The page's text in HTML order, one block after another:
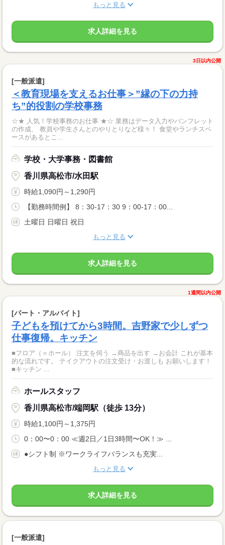
もっと見る
求人詳細を見る
3日以内公開
[一般派遣]
＜教育現場を支えるお仕事＞”縁の下の力持
ち”的役割の学校事務
☆★ 人気！学校事務のお仕事 ★☆ 業務はデータ入力やパンフレット
の作成、 教員や学生さんとのやりとりなど様々！ 食堂やランチスペ
ースがあるとこ...
学校・大学事務・図書館
香川県高松市/水田駅
時給1,090円～1,290円
【勤務時間例】 8：30-17：30 9：00-17：00...
土曜日 日曜日 祝日
もっと見る
求人詳細を見る
1週間以内公開
[パート・アルバイト]
子どもを預けてから3時間。吉野家で少しずつ
仕事復帰。キッチン
■フロア（＝ホール） 注文を伺う →商品を出す →お会計 これが基本
的な流れです。 テイクアウトの注文受け・お渡しも お願いします！
■キッチン ...
ホールスタッフ
香川県高松市/端岡駅（徒歩 13分）
時給1,100円～1,375円
0：00〜0：00 ≪週2日／1日3時間〜OK！≫ ...
●シフト制 ※ワークライフバランスも充実...
もっと見る
求人詳細を見る
[一般派遣]